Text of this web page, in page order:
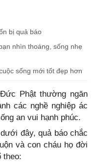
bị quả báo
nhìn thoáng, sống nhẹ
sống mới tốt đẹp hơn
Phật thường ngăn
các nghề nghiệp ác
an vui hạnh phúc.
đây, quả báo chắc
và con cháu họ đời
theo: